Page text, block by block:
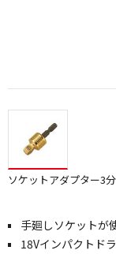
ソケットアダプター3
手廻しソケットが
18Vインパクトド